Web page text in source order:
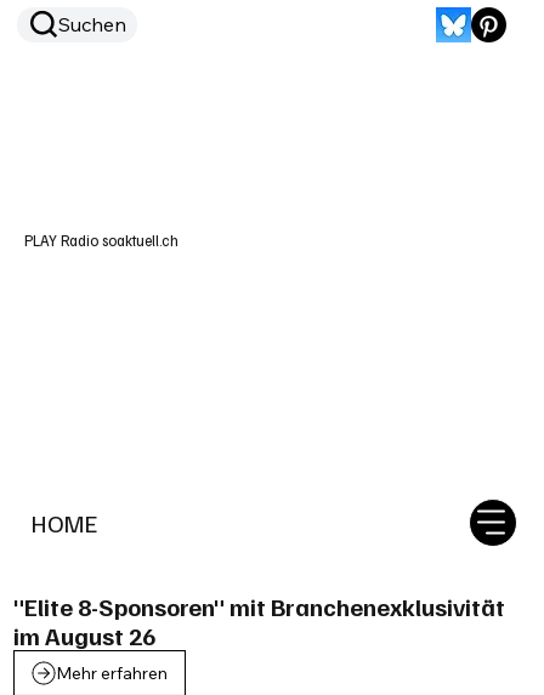
HOME
Suchen
PLAY Radio soaktuell.ch
"Elite 8-Sponsoren" mit Branchenexklusivität
im August 26
Mehr erfahren